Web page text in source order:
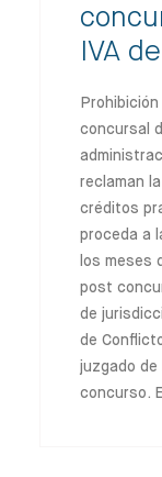
IVA
concursal
reclaman
créditos
proceda a
los meses
post
de
de
juzgado de
concurso.